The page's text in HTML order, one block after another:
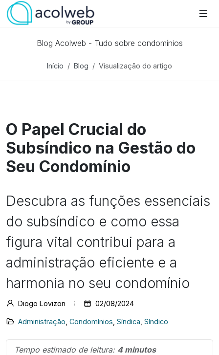
Blog Acolweb - Tudo sobre condomínios
Início Blog Visualização do artigo
O Papel Crucial do
Subsíndico na Gestão do
Seu Condomínio
Descubra as funções essenciais
do subsíndico e como essa
figura vital contribui para a
administração eficiente e a
harmonia no seu condomínio
Diogo Lovizon 02/08/2024
Administração Condomínios Síndica Síndico
Tempo estimado de leitura: 4 minutos